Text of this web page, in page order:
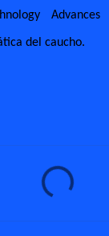
Advances
del caucho.